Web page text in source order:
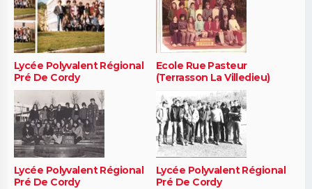
Lycée Polyvalent Régional
Pré De Cordy
Ecole Rue Pasteur
(Terrasson La Villedieu)
Lycée Polyvalent Régional
Pré De Cordy
Lycée Polyvalent Régional
Pré De Cordy